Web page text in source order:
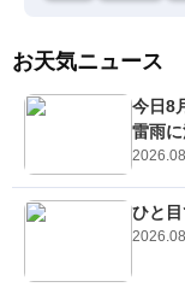
お天気ニュース
今日8
雷雨
ひと